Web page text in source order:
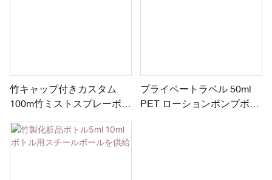
竹キャップ付きカスタム
100m竹ミストスプレーボト
プライベートラベル 50ml
PET ローションポンプボト